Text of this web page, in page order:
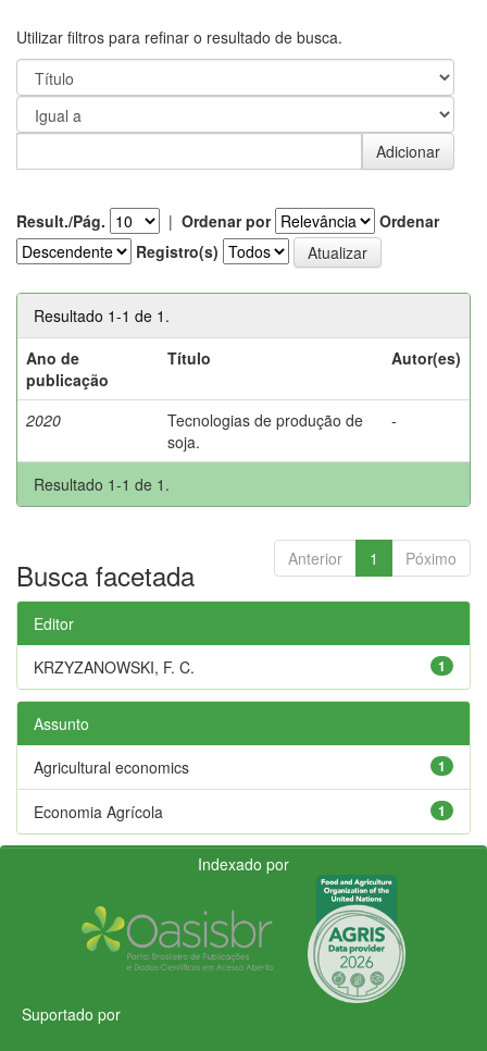
Utilizar filtros para refinar o resultado de busca.
Result./Pág. | Ordenar por
Ordenar
Registro(s)
Resultado 1-1 de 1.
Ano de
publicação
Título Autor(es)
2020
Tecnologias de produção de
soja.
-
Resultado 1-1 de 1.
Anterior 1 Póximo
Busca facetada
Editor
1
KRZYZANOWSKI, F. C.
Assunto
1
Agricultural economics
1
Economia Agrícola
Indexado por
Suportado por